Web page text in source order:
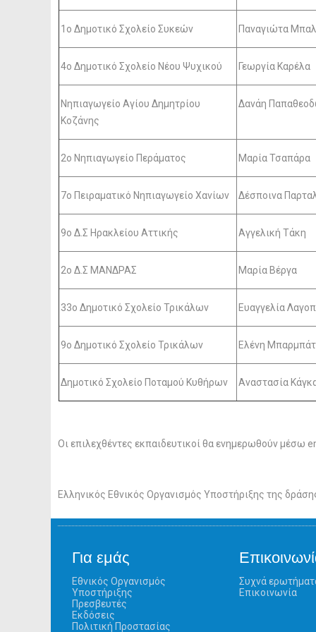
1ο Δημοτικό Σχολείο Συκεών Παναγιώτα
4ο Δημοτικό Σχολείο Νέου Ψυχικού Γεωργία Καρέλα
Νηπιαγωγείο Αγίου Δημητρίου
Κοζάνης
Δανάη
2ο Νηπιαγωγείο Περάματος Μαρία Τσαπάρα
7ο Πειραματικό Νηπιαγωγείο Χανίων Δέσποινα
9ο Δ.Σ Ηρακλείου Αττικής Αγγελική Τάκη
2ο Δ.Σ ΜΑΝΔΡΑΣ Μαρία Βέργα
33ο Δημοτικό Σχολείο Τρικάλων Ευαγγελία
9o Δημοτικό Σχολείο Τρικάλων Ελένη
Δημοτικό Σχολείο Ποταμού Κυθήρων Αναστασία
Οι επιλεχθέντες εκπαιδευτικοί θα ενημερωθούν μέσω
Ελληνικός Εθνικός Οργανισμός Υποστήριξης της
Για εμάς
Εθνικός Οργανισμός
Υποστήριξης
Πρεσβευτές
Εκδόσεις
Πολιτική Προστασίας
Συχνά
Επικοινωνία